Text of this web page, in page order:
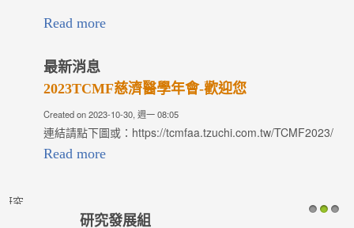
Read more
最新消息
2023TCMF慈濟醫學年會-歡迎您
Created on 2023-10-30, 週一 08:05
連結請點下圖或：https://tcmfaa.tzuchi.com.tw/TCMF2023/
Read more
1 2 3
研究發展組
醫療專題管理辦法(第7版)